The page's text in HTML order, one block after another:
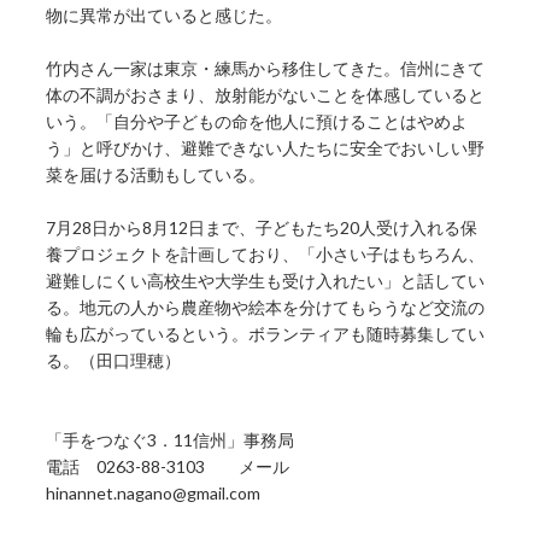
物に異常が出ていると感じた。
竹内さん一家は東京・練馬から移住してきた。信州にきて
体の不調がおさまり、放射能がないことを体感していると
いう。「自分や子どもの命を他人に預けることはやめよ
う」と呼びかけ、避難できない人たちに安全でおいしい野
菜を届ける活動もしている。
7月28日から8月12日まで、子どもたち20人受け入れる保
養プロジェクトを計画しており、「小さい子はもちろん、
避難しにくい高校生や大学生も受け入れたい」と話してい
る。地元の人から農産物や絵本を分けてもらうなど交流の
輪も広がっているという。ボランティアも随時募集してい
る。（田口理穂）
「手をつなぐ3．11信州」事務局
電話 0263-88-3103 メール
hinannet.nagano@gmail.com